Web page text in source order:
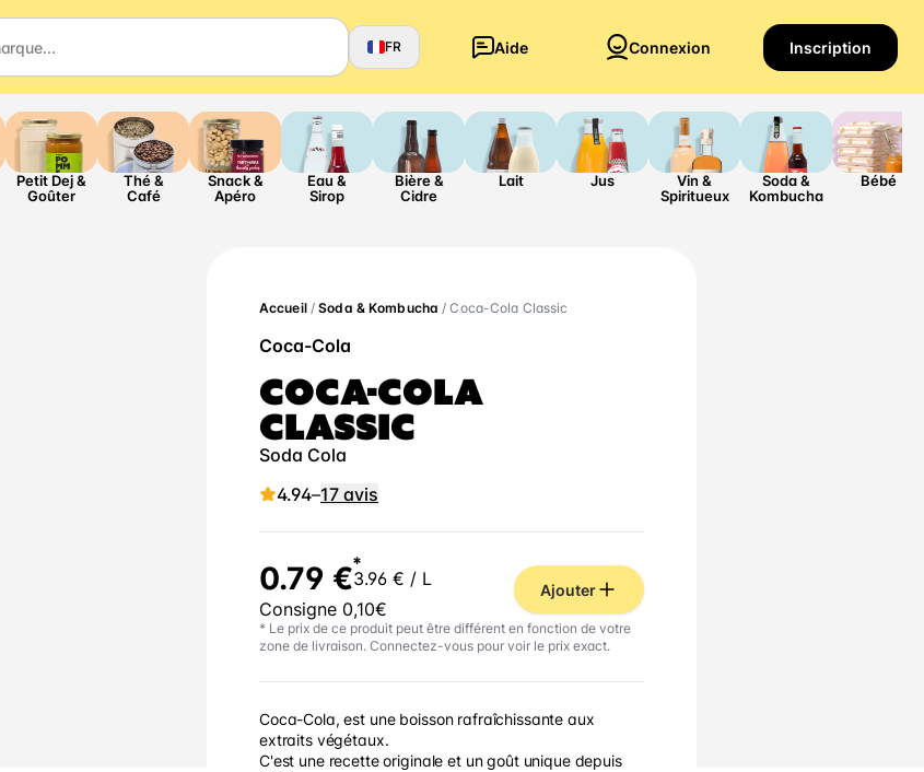
FR Aide Connexion Inscription
Petit Dej &
Goûter
Thé &
Café
Snack &
Apéro
Eau &
Sirop
Bière &
Cidre
Lait Jus
Vin &
Spiritueux
Soda &
Kombucha
Bébé
Accueil/Soda & Kombucha / Coca-Cola Classic
Coca-Cola
COCA-COLA
CLASSIC
Soda Cola
4.94–17 avis
0.79 €*
3.96 € / L
Consigne 0,10€
Ajouter
* Le prix de ce produit peut être différent en fonction de votre
zone de livraison. Connectez-vous pour voir le prix exact.
Coca-Cola, est une boisson rafraîchissante aux
extraits végétaux.
C'est une recette originale et un goût unique depuis